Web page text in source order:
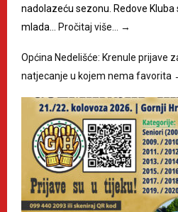
nadolazeću sezonu. Redove Kluba
mlada…
Pročitaj više… →
Općina Nedelišće: Krenule prijave
natjecanje u kojem nema favorita